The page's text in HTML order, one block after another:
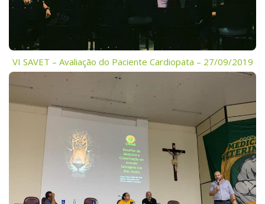
VI SAVET – Avaliação do Paciente Cardiopata – 27/09/2019